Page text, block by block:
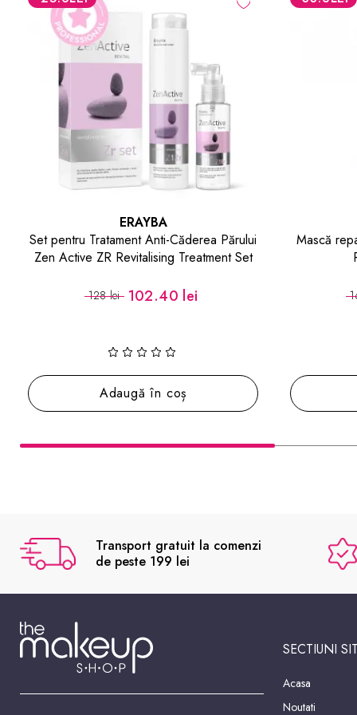
ERAYBA
Mască reparatoare pentru păr Z10A All-
Round Mask 750ml
168 lei 134.40 lei
Adaugă în coș
Șampon
Transport gratuit la comenzi
de peste 199 lei
SECTIUNI
Acasa
Noutati